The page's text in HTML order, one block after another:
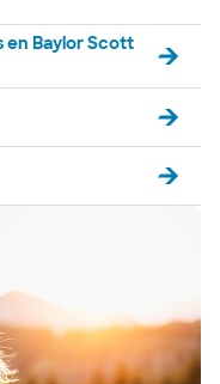
en Baylor Scott